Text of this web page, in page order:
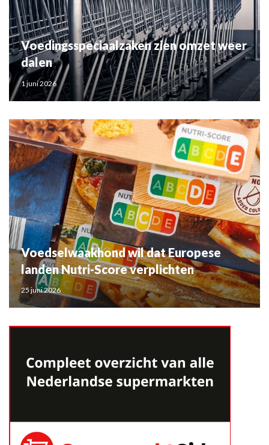
Voedingsspeciaalzaken zien omzet weer
dalen
1 juni 2026
Voedselwaakhond wil dat Europese
landen Nutri-Score verplichten
25 juni 2026